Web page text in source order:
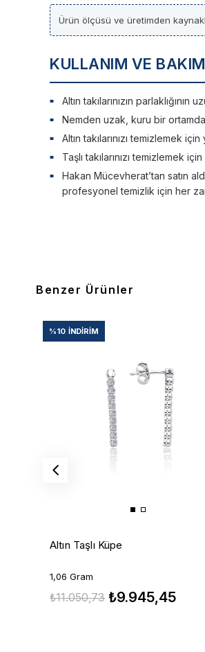
Ürün ölçüsü ve üretimden
KULLANIM VE BAKIM
Altın takılarınızın
Nemden uzak, kuru bir ortamda
Altın takılarınızı temizlemek
Taşlı takılarınızı temizlemek
Hakan Mücevherat’tan satın
profesyonel temizlik için her
Benzer Ürünler
Altın Taşlı Küpe
1,06 Gram
₺9.945,45
₺11.050,73
%10 İNDIRIM